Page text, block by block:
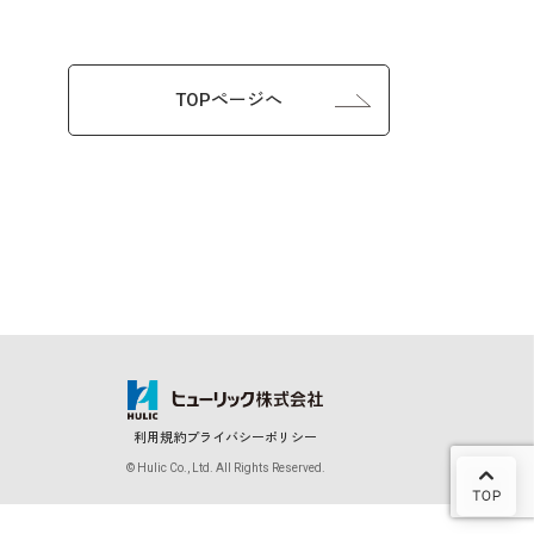
TOPページへ
利用規約プライバシーポリシー
© Hulic Co., Ltd. All Rights Reserved.